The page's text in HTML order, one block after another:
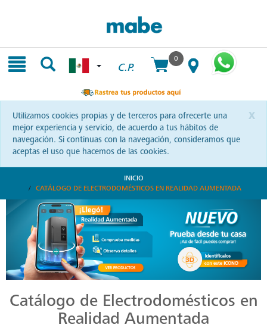
C.P.
0
x
Utilizamos cookies propias y de terceros para ofrecerte una
mejor experiencia y servicio, de acuerdo a tus hábitos de
navegación. Si continuas con la navegación, consideramos que
aceptas el uso que hacemos de las cookies.
INICIO
CATÁLOGO DE ELECTRODOMÉSTICOS EN REALIDAD AUMENTADA
Catálogo de Electrodomésticos en
Realidad Aumentada